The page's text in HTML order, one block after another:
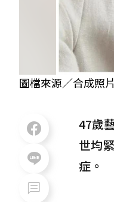
圖檔來源／合成照
47歲
世均
症。